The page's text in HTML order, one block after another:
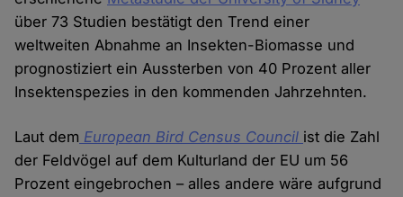
über 73 Studien bestätigt den Trend einer
weltweiten Abnahme an Insekten-Biomasse und
prognostiziert ein Aussterben von 40 Prozent aller
Insektenspezies in den kommenden Jahrzehnten.
Laut dem European Bird Census Council ist die Zahl
der Feldvögel auf dem Kulturland der EU um 56
Prozent eingebrochen – alles andere wäre aufgrund